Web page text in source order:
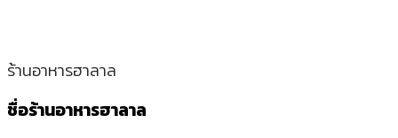
ร้านอาหารฮาลาล
ชื่อร้านอาหารฮาลาล